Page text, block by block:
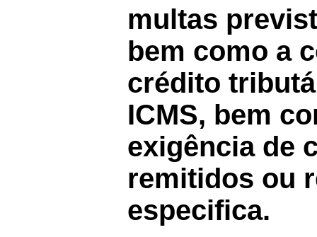
multas
bem como a
crédito
ICMS, bem
exigência de
remitidos ou
especifica.